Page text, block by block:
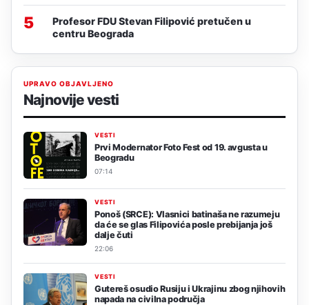
5
Profesor FDU Stevan Filipović pretučen u
centru Beograda
UPRAVO OBJAVLJENO
Najnovije vesti
VESTI
Prvi Modernator Foto Fest od 19. avgusta u
Beogradu
07:14
VESTI
Ponoš (SRCE): Vlasnici batinaša ne razumeju
da će se glas Filipovića posle prebijanja još
dalje čuti
22:06
VESTI
Gutereš osudio Rusiju i Ukrajinu zbog njihovih
napada na civilna područja